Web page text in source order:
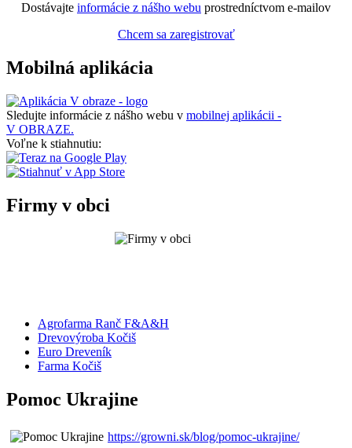
Dostávajte informácie z nášho webu prostredníctvom e-mailov
Chcem sa zaregistrovať
Mobilná aplikácia
Sledujte informácie z nášho webu v mobilnej aplikácii -
V OBRAZE.
Voľne k stiahnutiu:
Firmy v obci
Agrofarma Ranč F&A&H
Drevovýroba Kočiš
Euro Dreveník
Farma Kočiš
Pomoc Ukrajine
https://growni.sk/blog/pomoc-ukrajine/